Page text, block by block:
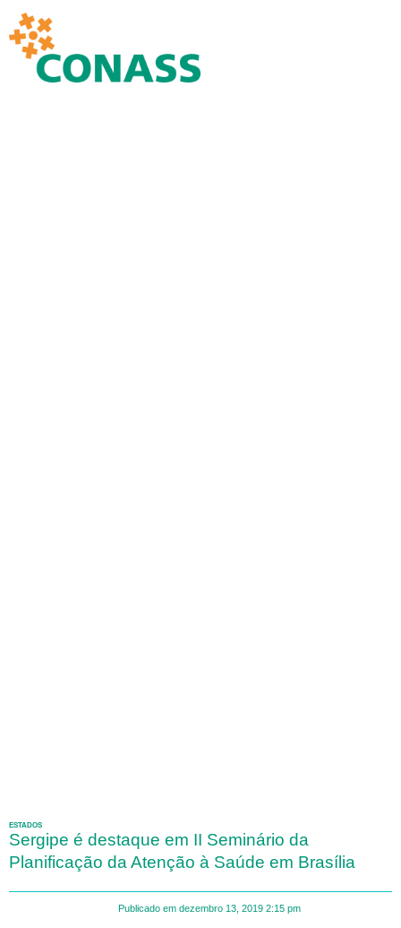
ESTADOS
Sergipe é destaque em II Seminário da
Planificação da Atenção à Saúde em Brasília
Publicado em dezembro 13, 2019 2:15 pm